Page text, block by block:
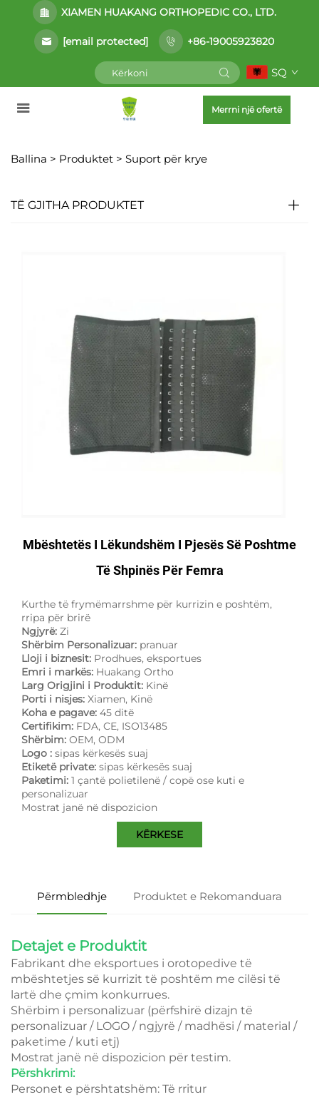
XIAMEN HUAKANG ORTHOPEDIC CO., LTD.
[email protected] +86-19005923820
SQ
Merrni një ofertë
Ballina > Produktet > Suport për krye
TË GJITHA PRODUKTET
Mbështetës I Lëkundshëm I Pjesës Së Poshtme
Të Shpinës Për Femra
Kurthe të frymëmarrshme për kurrizin e poshtëm,
rripa për brirë
Ngjyrë: Zi
Shërbim Personalizuar: pranuar
Lloji i biznesit: Prodhues, eksportues
Emri i markës: Huakang Ortho
Larg Origjini i Produktit: Kinë
Porti i nisjes: Xiamen, Kinë
Koha e pagave: 45 ditë
Certifikim: FDA, CE, ISO13485
Shërbim: OEM, ODM
Logo : sipas kërkesës suaj
Etiketë private: sipas kërkesës suaj
Paketimi: 1 çantë polietilenë / copë ose kuti e
personalizuar
Mostrat janë në dispozicion
KËRKESE
Përmbledhje Produktet e Rekomanduara
Detajet e Produktit
Fabrikant dhe eksportues i orotopedive të
mbështetjes së kurrizit të poshtëm me cilësi të
lartë dhe çmim konkurrues.
Shërbim i personalizuar (përfshirë dizajn të
personalizuar / LOGO / ngjyrë / madhësi / material /
paketime / kuti etj)
Mostrat janë në dispozicion për testim.
Përshkrimi:
Personet e përshtatshëm: Të rritur